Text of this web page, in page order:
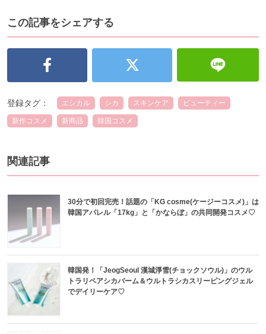
この記事をシェアする
登録タグ： エシカル シカ スキンケア ビューティー
新作コスメ 新商品 韓国コスメ
関連記事
30分で初回完売！話題の「KG cosme(ケージーコスメ)」は
韓国アパレル「17kg」と「かならぼ」の共同開発コスメ♡
韓国発！「JeogSeoul 漢城淨雪(チョックソウル)」のウル
トラリペアシカバーム＆ウルトラシカスリーピングジェル
でデイリーケア♡